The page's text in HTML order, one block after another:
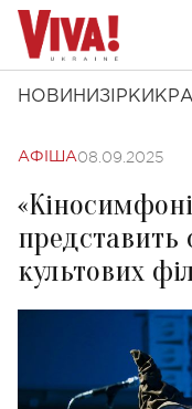
НОВИНИ ЗІРКИ
АФІША08.09.2025
представить
культових